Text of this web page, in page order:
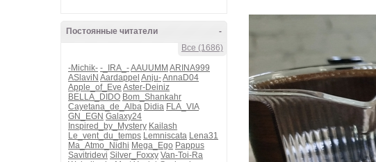
-
Постоянные читатели
Все (1686)
-Michik- -_IRA_-AAUUMM ARINA999
ASlaviN Aardappel Anju-AnnaD04
Apple_of_Eve Aster-Deiniz
BELLA_DIDO Bom_Shankahr
Cayetana_de_Alba Didia FLA_VIA
GN_EGN Galaxy24
Inspired_by_Mystery Kailash
Le_vent_du_temps Lemniscata Lena31
Ma_Atmo_Nidhi Mega_Ego Pappus
Savitridevi Silver_Foxxy Van-Toi-Ra